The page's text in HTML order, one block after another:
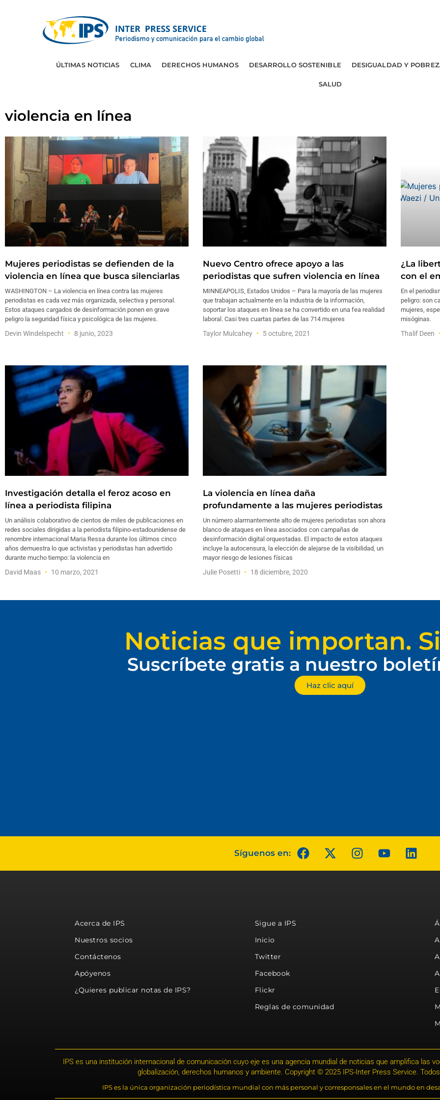
ÚLTIMAS NOTICIAS CLIMA DERECHOS HUMANOS DESARROLLO SOSTENIBLE DESIGUALDAD Y
SALUD
violencia en línea
Mujeres periodistas se defienden de la
violencia en línea que busca silenciarlas
WASHINGTON – La violencia en línea contra las mujeres
periodistas es cada vez más organizada, selectiva y personal.
Estos ataques cargados de desinformación ponen en grave
peligro la seguridad física y psicológica de las mujeres.
Devin Windelspecht 8 junio, 2023
Nuevo Centro ofrece apoyo a las
periodistas que sufren violencia en línea
MINNEAPOLIS, Estados Unidos – Para la mayoría de las mujeres
que trabajan actualmente en la industria de la información,
soportar los ataques en línea se ha convertido en una fea realidad
laboral. Casi tres cuartas partes de las 714 mujeres
Taylor Mulcahey 5 octubre, 2021
¿La
con el
En el
peligro: son
mujeres,
misóginas.
Thalif Deen
Investigación detalla el feroz acoso en
línea a periodista filipina
Un análisis colaborativo de cientos de miles de publicaciones en
redes sociales dirigidas a la periodista filipino-estadounidense de
renombre internacional Maria Ressa durante los últimos cinco
años demuestra lo que activistas y periodistas han advertido
durante mucho tiempo: la violencia en
David Maas 10 marzo, 2021
La violencia en línea daña
profundamente a las mujeres periodistas
Un número alarmantemente alto de mujeres periodistas son ahora
blanco de ataques en línea asociados con campañas de
desinformación digital orquestadas. El impacto de estos ataques
incluye la autocensura, la elección de alejarse de la visibilidad, un
mayor riesgo de lesiones físicas
Julie Posetti 18 diciembre, 2020
Noticias que importan.
Suscríbete gratis a nuestro
Haz clic aquí
Síguenos en:
Acerca de IPS
Nuestros socios
Contáctenos
Apóyenos
¿Quieres publicar notas de IPS?
Sigue a IPS
Inicio
Twitter
Facebook
Flickr
Reglas de comunidad
IPS es una institución internacional de comunicación cuyo eje es una agencia mundial de noticias que amplifica las
globalización, derechos humanos y ambiente. Copyright © 2025 IPS-Inter Press Service.
IPS es la única organización periodística mundial con más personal y corresponsales en el mundo en